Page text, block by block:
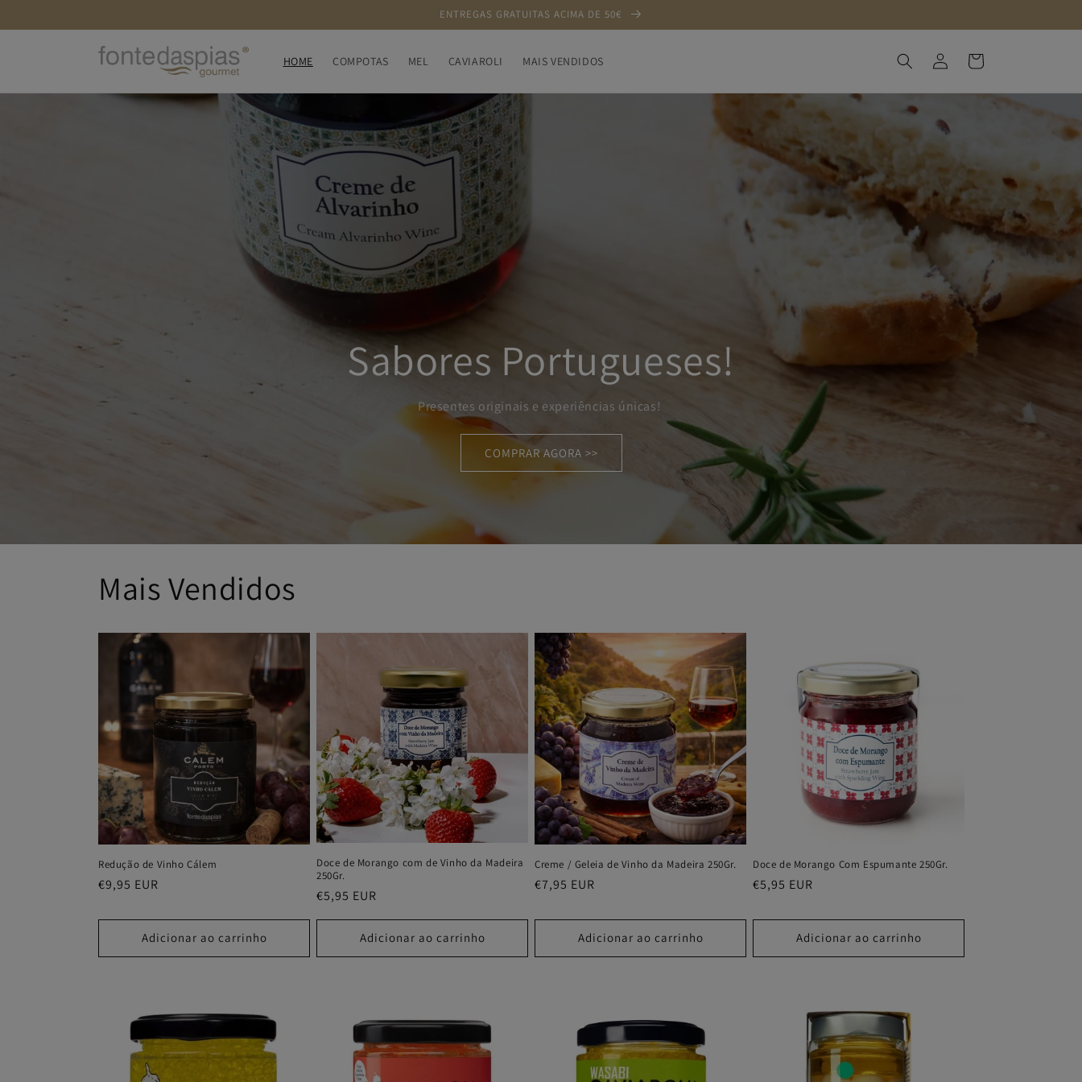
conteúdo
ENTREGAS GRATUITAS ACIMA DE 50€
HOME COMPOTAS MEL CAVIAROLI MAIS VENDIDOS
Iniciar
sessão
Carrinho
Sabores Portugueses!
Presentes originais e experiências únicas!
COMPRAR AGORA >>
Mais Vendidos
Redução de Vinho Cálem
Preço
€9,95 EUR
Adicionar ao carrinho
Doce de Morango com de Vinho da Madeira
250Gr.
Preço
€5,95 EUR
Adicionar ao carrinho
Creme / Geleia de Vinho da Madeira 250Gr.
Preço
€7,95 EUR
Adicionar ao carrinho
Doce de Morango Com Espumante 250Gr.
Preço
€5,95 EUR
Adicionar ao carrinho